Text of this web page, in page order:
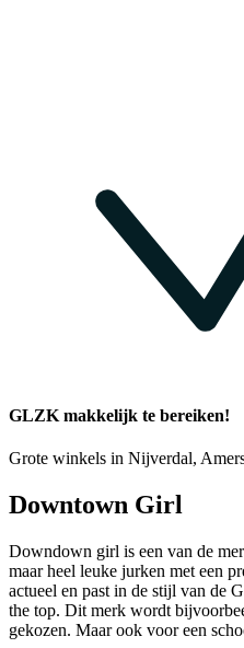
GLZK makkelijk te bereiken!
Grote winkels in Nijverdal,
Downtown Girl
Downdown girl is een van de
maar heel leuke jurken met een
actueel en past in de stijl van de
the top. Dit merk wordt
gekozen. Maar ook voor een